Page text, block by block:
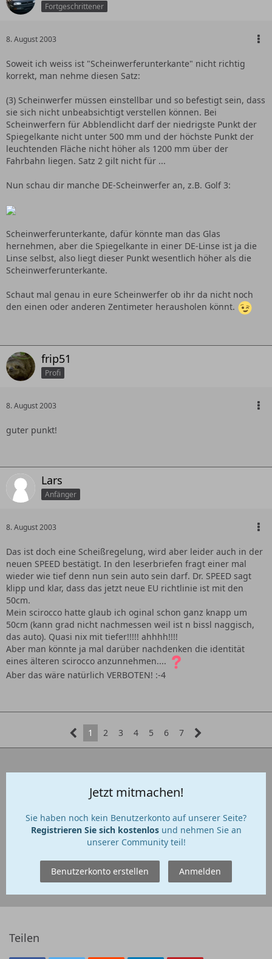
Fortgeschrittener
8. August 2003
Soweit ich weiss ist "Scheinwerferunterkante" nicht richtig
korrekt, man nehme diesen Satz:
(3) Scheinwerfer müssen einstellbar und so befestigt sein, dass
sie sich nicht unbeabsichtigt verstellen können. Bei
Scheinwerfern für Abblendlicht darf der niedrigste Punkt der
Spiegelkante nicht unter 500 mm und der höchste Punkt der
leuchtenden Fläche nicht höher als 1200 mm über der
Fahrbahn liegen. Satz 2 gilt nicht für ...
Nun schau dir manche DE-Scheinwerfer an, z.B. Golf 3:
Scheinwerferunterkante, dafür könnte man das Glas
hernehmen, aber die Spiegelkante in einer DE-Linse ist ja die
Linse selbst, also liegt dieser Punkt wesentlich höher als die
Scheinwerferunterkante.
Schaut mal genau in eure Scheinwerfer ob ihr da nicht noch
den einen oder anderen Zentimeter herausholen könnt.
frip51
Profi
8. August 2003
guter punkt!
Lars
Anfänger
8. August 2003
Das ist doch eine Scheißregelung, wird aber leider auch in der
neuen SPEED bestätigt. In den leserbriefen fragt einer mal
wieder wie tief denn nun sein auto sein darf. Dr. SPEED sagt
klipp und klar, dass das jetzt neue EU richtlinie ist mit den
50cm.
Mein scirocco hatte glaub ich oginal schon ganz knapp um
50cm (kann grad nicht nachmessen weil ist n bissl naggisch,
das auto). Quasi nix mit tiefer!!!!! ahhhh!!!!
Aber man könnte ja mal darüber nachdenken die identität
eines älteren scirocco anzunnehmen....
Aber das wäre natürlich VERBOTEN! :-4
1 2 3 4 5 6 7
Jetzt mitmachen!
Sie haben noch kein Benutzerkonto auf unserer Seite?
Registrieren Sie sich kostenlosund nehmen Sie an
unserer Community teil!
Benutzerkonto erstellen Anmelden
Teilen